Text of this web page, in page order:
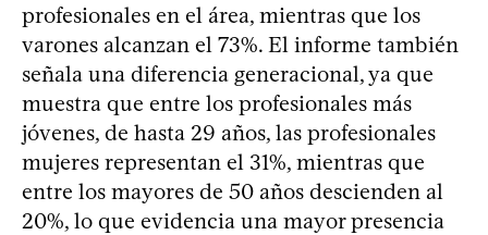
profesionales en el área, mientras que los
varones alcanzan el 73%. El informe también
señala una diferencia generacional, ya que
muestra que entre los profesionales más
jóvenes, de hasta 29 años, las profesionales
mujeres representan el 31%, mientras que
entre los mayores de 50 años descienden al
20%, lo que evidencia una mayor presencia